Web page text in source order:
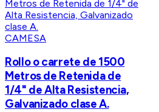
CAMESA
Rollo o carrete de 1500
Metros de Retenida de
1/4" de Alta Resistencia,
Galvanizado clase A.